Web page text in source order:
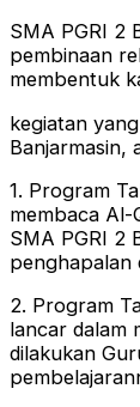
SMA PGRI 2
pembinaan
membentuk
kegiatan
Banjarmasin,
1. Program
membaca Al-
SMA PGRI 2
penghapalan
2. Program
lancar dalam
dilakukan